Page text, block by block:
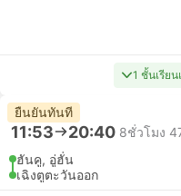
1 ชั้นเรีย
ยืนยันทันที
11:53 20:40 8ชั่วโมง
ฮันคู, อู่ฮั่น
เฉิงตูตะวันออก